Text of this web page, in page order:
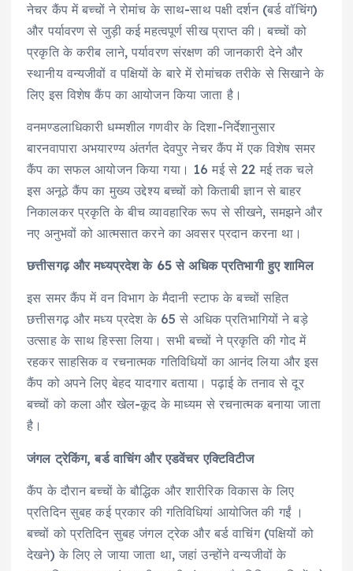
नेचर कैंप में बच्चों ने रोमांच के साथ-साथ पक्षी दर्शन (बर्ड वॉचिंग)
और पर्यावरण से जुड़ी कई महत्वपूर्ण सीख प्राप्त की। बच्चों को
प्रकृति के करीब लाने, पर्यावरण संरक्षण की जानकारी देने और
स्थानीय वन्यजीवों व पक्षियों के बारे में रोमांचक तरीके से सिखाने के
लिए इस विशेष कैंप का आयोजन किया जाता है।
वनमण्डलाधिकारी धम्मशील गणवीर के दिशा-निर्देशानुसार
बारनवापारा अभयारण्य अंतर्गत देवपुर नेचर कैंप में एक विशेष समर
कैंप का सफल आयोजन किया गया। 16 मई से 22 मई तक चले
इस अनूठे कैंप का मुख्य उद्देश्य बच्चों को किताबी ज्ञान से बाहर
निकालकर प्रकृति के बीच व्यावहारिक रूप से सीखने, समझने और
नए अनुभवों को आत्मसात करने का अवसर प्रदान करना था।
छत्तीसगढ़ और मध्यप्रदेश के 65 से अधिक प्रतिभागी हुए शामिल
इस समर कैंप में वन विभाग के मैदानी स्टाफ के बच्चों सहित
छत्तीसगढ़ और मध्य प्रदेश के 65 से अधिक प्रतिभागियों ने बड़े
उत्साह के साथ हिस्सा लिया। सभी बच्चों ने प्रकृति की गोद में
रहकर साहसिक व रचनात्मक गतिविधियों का आनंद लिया और इस
कैंप को अपने लिए बेहद यादगार बताया। पढ़ाई के तनाव से दूर
बच्चों को कला और खेल-कूद के माध्यम से रचनात्मक बनाया जाता
है।
जंगल ट्रेकिंग, बर्ड वाचिंग और एडवेंचर एक्टिविटीज
कैंप के दौरान बच्चों के बौद्धिक और शारीरिक विकास के लिए
प्रतिदिन सुबह कई प्रकार की गतिविधियां आयोजित की गईं ।
बच्चों को प्रतिदिन सुबह जंगल ट्रेक और बर्ड वाचिंग (पक्षियों को
देखने) के लिए ले जाया जाता था, जहां उन्होंने वन्यजीवों के